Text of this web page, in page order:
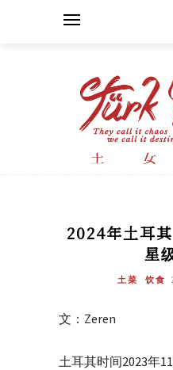
2024年土耳
星
土菜 饮食
文：Zeren
土耳其时间2023年